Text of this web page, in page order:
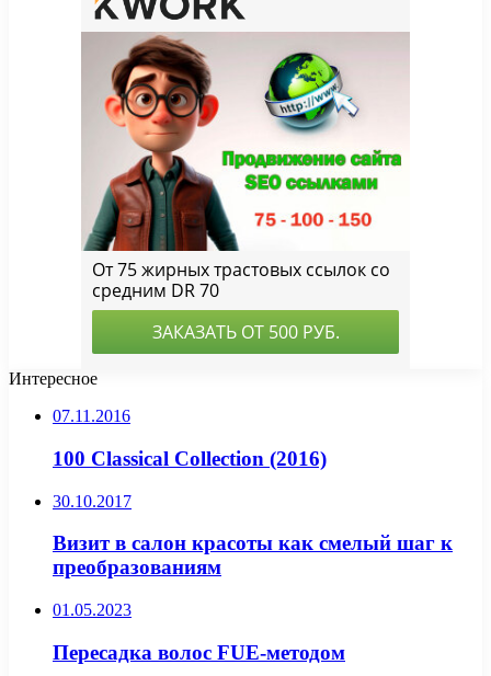
Интересное
07.11.2016
100 Classical Collection (2016)
30.10.2017
Визит в салон красоты как смелый шаг к
преобразованиям
01.05.2023
Пересадка волос FUE-методом